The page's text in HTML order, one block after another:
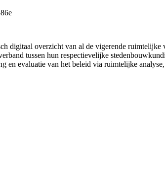
digitaal overzicht van al de vigerende
tussen hun respectievelijke
evaluatie van het beleid via ruimtelijke